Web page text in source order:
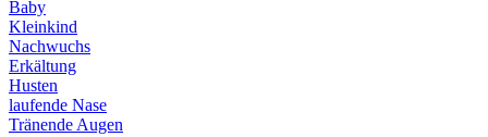
Baby
Kleinkind
Nachwuchs
Erkältung
Husten
laufende Nase
Tränende Augen